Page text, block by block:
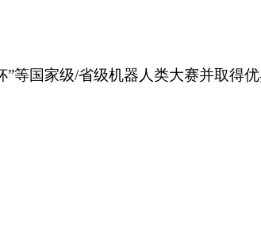
”等国家级/省级机器人类大赛并取得